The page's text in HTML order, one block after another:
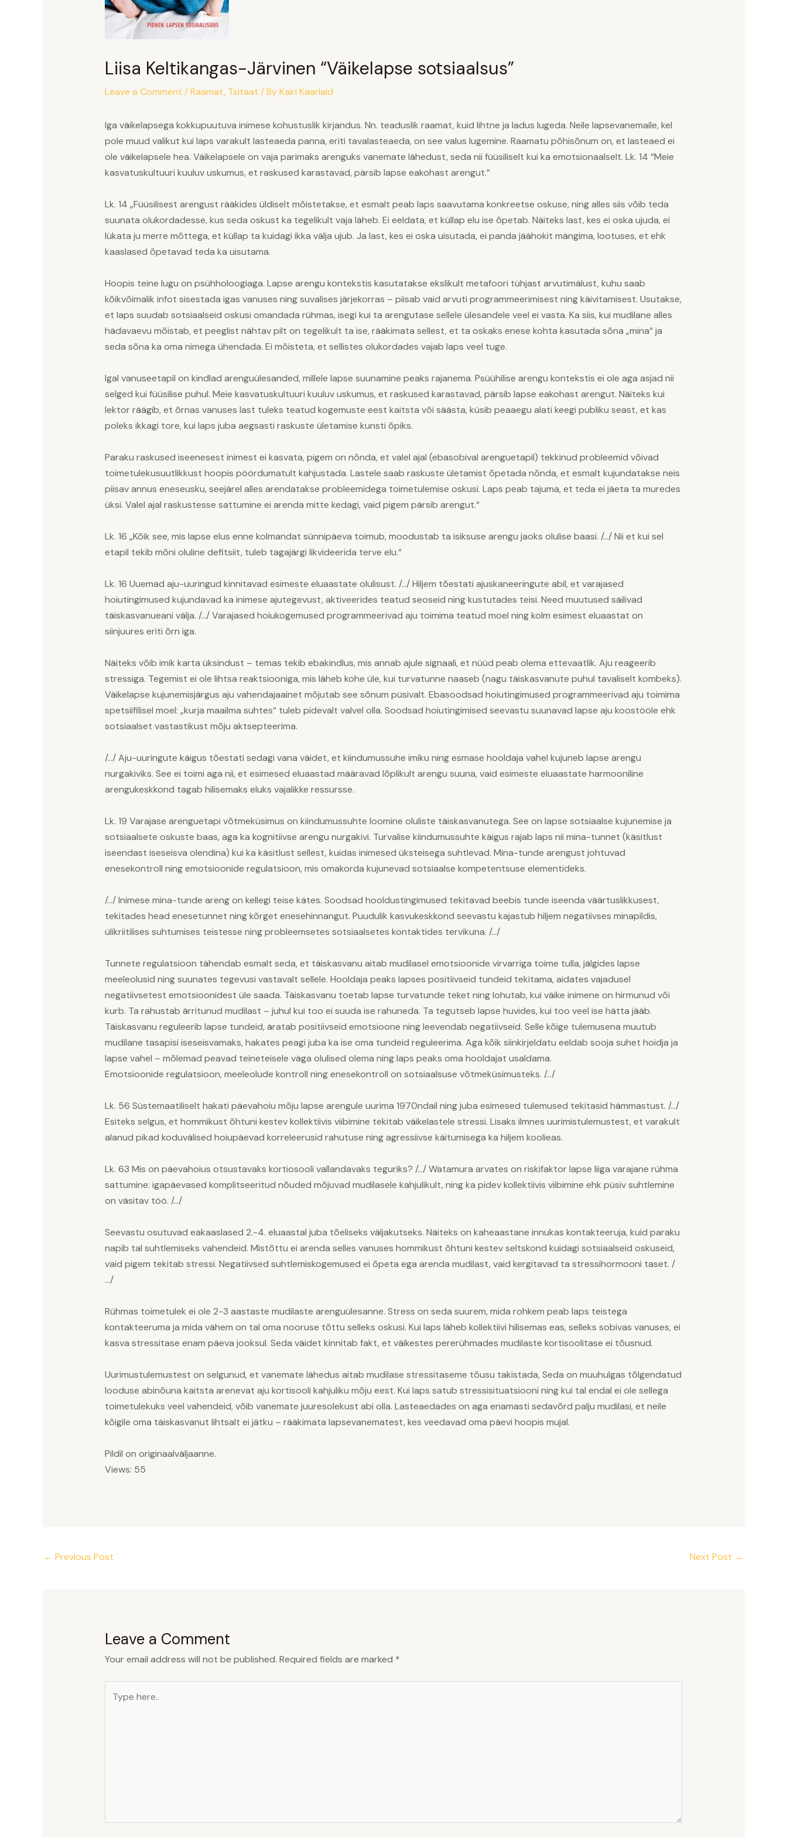
Liisa Keltikangas-Järvinen “Väikelapse sotsiaalsus”
Leave a Comment /Raamat, Tsitaat / ByKairi Kaarlaid
Iga väikelapsega kokkupuutuva inimese kohustuslik kirjandus. Nn. teaduslik raamat, kuid lihtne ja ladus lugeda. Neile lapsevanemaile, kel
pole muud valikut kui laps varakult lasteaeda panna, eriti tavalasteaeda, on see valus lugemine. Raamatu põhisõnum on, et lasteaed ei
ole väikelapsele hea. Väikelapsele on vaja parimaks arenguks vanemate lähedust, seda nii füüsiliselt kui ka emotsionaalselt. Lk. 14 “Meie
kasvatuskultuuri kuuluv uskumus, et raskused karastavad, pärsib lapse eakohast arengut.”
Lk. 14 „Füüsilisest arengust rääkides üldiselt mõistetakse, et esmalt peab laps saavutama konkreetse oskuse, ning alles siis võib teda
suunata olukordadesse, kus seda oskust ka tegelikult vaja läheb. Ei eeldata, et küllap elu ise õpetab. Näiteks last, kes ei oska ujuda, ei
lükata ju merre mõttega, et küllap ta kuidagi ikka välja ujub. Ja last, kes ei oska uisutada, ei panda jäähokit mängima, lootuses, et ehk
kaaslased õpetavad teda ka uisutama.
Hoopis teine lugu on psühholoogiaga. Lapse arengu kontekstis kasutatakse ekslikult metafoori tühjast arvutimälust, kuhu saab
kõikvõimalik infot sisestada igas vanuses ning suvalises järjekorras – piisab vaid arvuti programmeerimisest ning käivitamisest. Usutakse,
et laps suudab sotsiaalseid oskusi omandada rühmas, isegi kui ta arengutase sellele ülesandele veel ei vasta. Ka siis, kui mudilane alles
hädavaevu mõistab, et peeglist nähtav pilt on tegelikult ta ise, rääkimata sellest, et ta oskaks enese kohta kasutada sõna „mina“ ja
seda sõna ka oma nimega ühendada. Ei mõisteta, et sellistes olukordades vajab laps veel tuge.
Igal vanuseetapil on kindlad arenguülesanded, millele lapse suunamine peaks rajanema. Psüühilise arengu kontekstis ei ole aga asjad nii
selged kui füüsilise puhul. Meie kasvatuskultuuri kuuluv uskumus, et raskused karastavad, pärsib lapse eakohast arengut. Näiteks kui
lektor räägib, et õrnas vanuses last tuleks teatud kogemuste eest kaitsta või säästa, küsib peaaegu alati keegi publiku seast, et kas
poleks ikkagi tore, kui laps juba aegsasti raskuste ületamise kunsti õpiks.
Paraku raskused iseenesest inimest ei kasvata, pigem on nõnda, et valel ajal (ebasobival arenguetapil) tekkinud probleemid võivad
toimetulekusuutlikkust hoopis pöördumatult kahjustada. Lastele saab raskuste ületamist õpetada nõnda, et esmalt kujundatakse neis
piisav annus eneseusku, seejärel alles arendatakse probleemidega toimetulemise oskusi. Laps peab tajuma, et teda ei jäeta ta muredes
üksi. Valel ajal raskustesse sattumine ei arenda mitte kedagi, vaid pigem pärsib arengut.“
Lk. 16 „Kõik see, mis lapse elus enne kolmandat sünnipäeva toimub, moodustab ta isiksuse arengu jaoks olulise baasi. /…/ Nii et kui sel
etapil tekib mõni oluline defitsiit, tuleb tagajärgi likvideerida terve elu.“
Lk. 16 Uuemad aju-uuringud kinnitavad esimeste eluaastate olulisust. /…/ Hiljem tõestati ajuskaneeringute abil, et varajased
hoiutingimused kujundavad ka inimese ajutegevust, aktiveerides teatud seoseid ning kustutades teisi. Need muutused säilivad
täiskasvanueani välja. /…/ Varajased hoiukogemused programmeerivad aju toimima teatud moel ning kolm esimest eluaastat on
siinjuures eriti õrn iga.
Näiteks võib imik karta üksindust – temas tekib ebakindlus, mis annab ajule signaali, et nüüd peab olema ettevaatlik. Aju reageerib
stressiga. Tegemist ei ole lihtsa reaktsiooniga, mis läheb kohe üle, kui turvatunne naaseb (nagu täiskasvanute puhul tavaliselt kombeks).
Väikelapse kujunemisjärgus aju vahendajaainet mõjutab see sõnum püsivalt. Ebasoodsad hoiutingimused programmeerivad aju toimima
spetsiifilisel moel: „kurja maailma suhtes“ tuleb pidevalt valvel olla. Soodsad hoiutingimised seevastu suunavad lapse aju koostööle ehk
sotsiaalset vastastikust mõju aktsepteerima.
/…/ Aju-uuringute käigus tõestati sedagi vana väidet, et kiindumussuhe imiku ning esmase hooldaja vahel kujuneb lapse arengu
nurgakiviks. See ei toimi aga nii, et esimesed eluaastad määravad lõplikult arengu suuna, vaid esimeste eluaastate harmooniline
arengukeskkond tagab hilisemaks eluks vajalikke ressursse.
Lk. 19 Varajase arenguetapi võtmeküsimus on kiindumussuhte loomine oluliste täiskasvanutega. See on lapse sotsiaalse kujunemise ja
sotsiaalsete oskuste baas, aga ka kognitiivse arengu nurgakivi. Turvalise kiindumussuhte käigus rajab laps nii mina-tunnet (käsitlust
iseendast iseseisva olendina) kui ka käsitlust sellest, kuidas inimesed üksteisega suhtlevad. Mina-tunde arengust johtuvad
enesekontroll ning emotsioonide regulatsioon, mis omakorda kujunevad sotsiaalse kompetentsuse elementideks.
/…/ Inimese mina-tunde areng on kellegi teise kätes. Soodsad hooldustingimused tekitavad beebis tunde iseenda väärtuslikkusest,
tekitades head enesetunnet ning kõrget enesehinnangut. Puudulik kasvukeskkond seevastu kajastub hiljem negatiivses minapildis,
ülikriitilises suhtumises teistesse ning probleemsetes sotsiaalsetes kontaktides tervikuna. /…/
Tunnete regulatsioon tähendab esmalt seda, et täiskasvanu aitab mudilasel emotsioonide virvarriga toime tulla, jälgides lapse
meeleolusid ning suunates tegevusi vastavalt sellele. Hooldaja peaks lapses positiivseid tundeid tekitama, aidates vajadusel
negatiivsetest emotsioonidest üle saada. Täiskasvanu toetab lapse turvatunde teket ning lohutab, kui väike inimene on hirmunud või
kurb. Ta rahustab ärritunud mudilast – juhul kui too ei suuda ise rahuneda. Ta tegutseb lapse huvides, kui too veel ise hätta jääb.
Täiskasvanu reguleerib lapse tundeid, äratab positiivseid emotsioone ning leevendab negatiivseid. Selle kõige tulemusena muutub
mudilane tasapisi iseseisvamaks, hakates peagi juba ka ise oma tundeid reguleerima. Aga kõik siinkirjeldatu eeldab sooja suhet hoidja ja
lapse vahel – mõlemad peavad teineteisele väga olulised olema ning laps peaks oma hooldajat usaldama.
Emotsioonide regulatsioon, meeleolude kontroll ning enesekontroll on sotsiaalsuse võtmeküsimusteks. /…/
Lk. 56 Süstemaatiliselt hakati päevahoiu mõju lapse arengule uurima 1970ndail ning juba esimesed tulemused tekitasid hämmastust. /…/
Esiteks selgus, et hommikust õhtuni kestev kollektiivis viibimine tekitab väikelastele stressi. Lisaks ilmnes uurimistulemustest, et varakult
alanud pikad koduvälised hoiupäevad korreleerusid rahutuse ning agressiivse käitumisega ka hiljem koolieas.
Lk. 63 Mis on päevahoius otsustavaks kortiosooli vallandavaks teguriks? /…/ Watamura arvates on riskifaktor lapse liiga varajane rühma
sattumine: igapäevased komplitseeritud nõuded mõjuvad mudilasele kahjulikult, ning ka pidev kollektiivis viibimine ehk püsiv suhtlemine
on väsitav töö. /…/
Seevastu osutuvad eakaaslased 2.-4. eluaastal juba tõeliseks väljakutseks. Näiteks on kaheaastane innukas kontakteeruja, kuid paraku
napib tal suhtlemiseks vahendeid. Mistõttu ei arenda selles vanuses hommikust õhtuni kestev seltskond kuidagi sotsiaalseid oskuseid,
vaid pigem tekitab stressi. Negatiivsed suhtlemiskogemused ei õpeta ega arenda mudilast, vaid kergitavad ta stressihormooni taset. /
…/
Rühmas toimetulek ei ole 2-3 aastaste mudilaste arenguülesanne. Stress on seda suurem, mida rohkem peab laps teistega
kontakteeruma ja mida vähem on tal oma nooruse tõttu selleks oskusi. Kui laps läheb kollektiivi hilisemas eas, selleks sobivas vanuses, ei
kasva stressitase enam päeva jooksul. Seda väidet kinnitab fakt, et väikestes pererühmades mudilaste kortisoolitase ei tõusnud.
Uurimustulemustest on selgunud, et vanemate lähedus aitab mudilase stressitaseme tõusu takistada, Seda on muuhulgas tõlgendatud
looduse abinõuna kaitsta arenevat aju kortisooli kahjuliku mõju eest. Kui laps satub stressisituatsiooni ning kui tal endal ei ole sellega
toimetulekuks veel vahendeid, võib vanemate juuresolekust abi olla. Lasteaedades on aga enamasti sedavõrd palju mudilasi, et neile
kõigile oma täiskasvanut lihtsalt ei jätku – rääkimata lapsevanematest, kes veedavad oma päevi hoopis mujal.
Pildil on originaalväljaanne.
Views: 55
← Previous Post Next Post →
Leave a Comment
Your email address will not be published. Required fields are marked *
here..